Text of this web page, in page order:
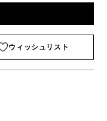
ウィッシュリスト